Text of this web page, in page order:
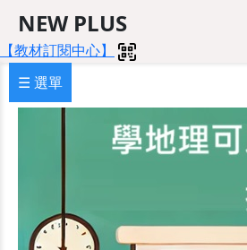
NEW PLUS
【教材訂閱中心】
☰ 選單